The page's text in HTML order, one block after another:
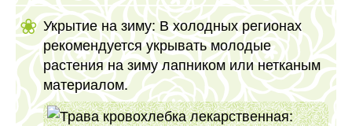
Укрытие на зиму: В холодных регионах
рекомендуется укрывать молодые
растения на зиму лапником или нетканым
материалом.